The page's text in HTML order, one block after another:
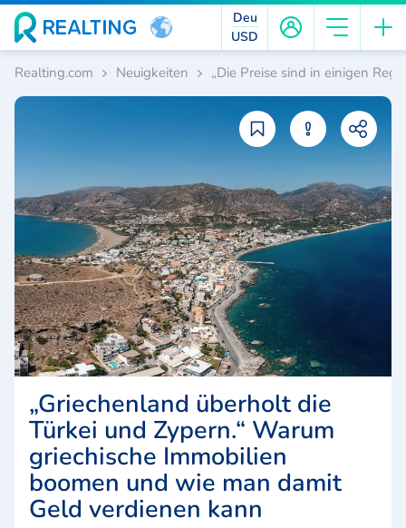
Deu
USD
Realting.com Neuigkeiten „Die Preise sind in einigen
„Griechenland überholt die
Türkei und Zypern.“ Warum
griechische Immobilien
boomen und wie man damit
Geld verdienen kann